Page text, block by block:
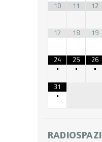
10 11 12
17
18 19
24
•
25
•
26
•
31
•